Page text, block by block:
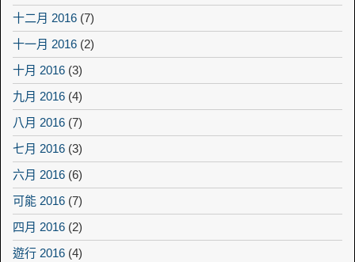
十二月 2016 (7)
十一月 2016 (2)
十月 2016 (3)
九月 2016 (4)
八月 2016 (7)
七月 2016 (3)
六月 2016 (6)
可能 2016 (7)
四月 2016 (2)
遊行 2016 (4)